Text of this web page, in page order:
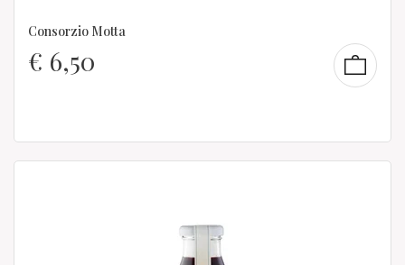
Consorzio Motta
€ 6,50